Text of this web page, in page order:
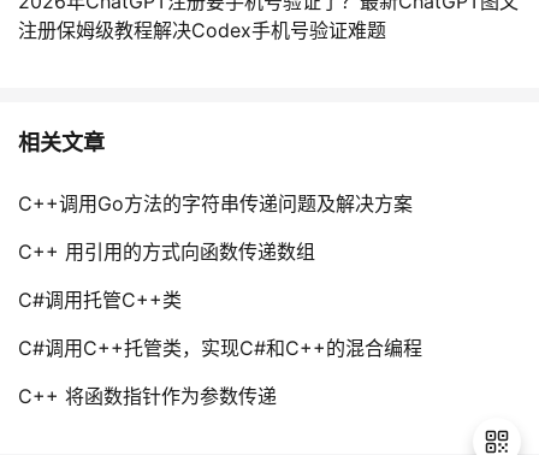
注册保姆级教程解决Codex手机号验证难题
相关文章
C++调用Go方法的字符串传递问题及解决方案
C++ 用引用的方式向函数传递数组
C#调用托管C++类
C#调用C++托管类，实现C#和C++的混合编程
C++ 将函数指针作为参数传递